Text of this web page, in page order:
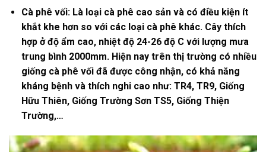
Cà phê vối: Là loại cà phê cao sản và có điều kiện ít
khắt khe hơn so với các loại cà phê khác. Cây thích
hợp ở độ ẩm cao, nhiệt độ 24-26 độ C với lượng mưa
trung bình 2000mm. Hiện nay trên thị trường có nhiều
giống cà phê vối đã được công nhận, có khả năng
kháng bệnh và thích nghi cao như: TR4, TR9, Giống
Hữu Thiên, Giống Trường Sơn TS5, Giống Thiện
Trường,…